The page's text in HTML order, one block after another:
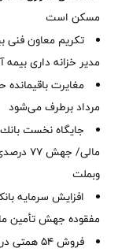
مسکن است
تکریم معاون فنی
مدیر خزانه داری بیمه
مرداد برطرف می‌شود
مالی/
وبملت
افزایش سرمایه
مفقوده جهش تأمین
فروش 54